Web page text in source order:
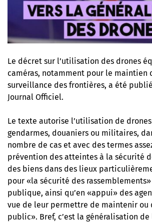
Le décret sur l’utilisation des drones
caméras, notamment pour le maintien
surveillance des frontières, a été
Journal Officiel.
Le texte autorise l’utilisation de
gendarmes, douaniers ou militaires,
nombre de cas et avec des termes
prévention des atteintes à la sécurité
des biens dans des lieux
pour «la sécurité des
publique, ainsi qu’en «appui» des
vue de leur permettre de maintenir ou
public». Bref, c’est la généralisation de